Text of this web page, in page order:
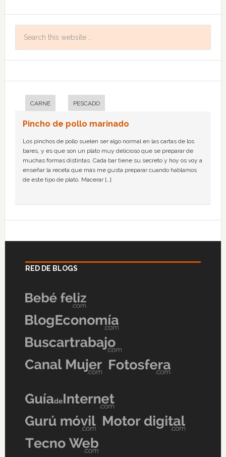
CARNE PESCADO
Pincho de pollo marinado
Los pinchos de pollo suelen ser algo normal en las cartas de los
bares, y es que son un plato muy delicioso que se preparar de
muchas formas distintas. Cada bar tiene su secreto y hoy os voy a
enseñar la receta que más me gusta preparar cuando hablamos
de este tipo de plato. Macerar […]
RED DE BLOGS